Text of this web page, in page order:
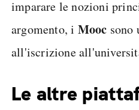
imparare le nozioni
argomento, i Mooc sono
all'iscrizione
Le altre